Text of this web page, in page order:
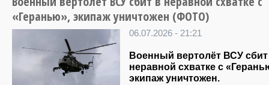
«Геранью», экипаж уничтожен (ФОТО)
06.07.2026 - 21:21
Военный вертолёт ВСУ
неравной схватке с
экипаж уничтожен.